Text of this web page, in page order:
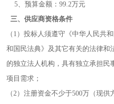
5、预算金额：99.2万元
三、供应商资格条件
（1）投标人须遵守《中华人民共
和国民法典》及其它有关的法律和
的独立法人机构，具有独立承担民
项目需求；
（2）注册资金不少于500万（现